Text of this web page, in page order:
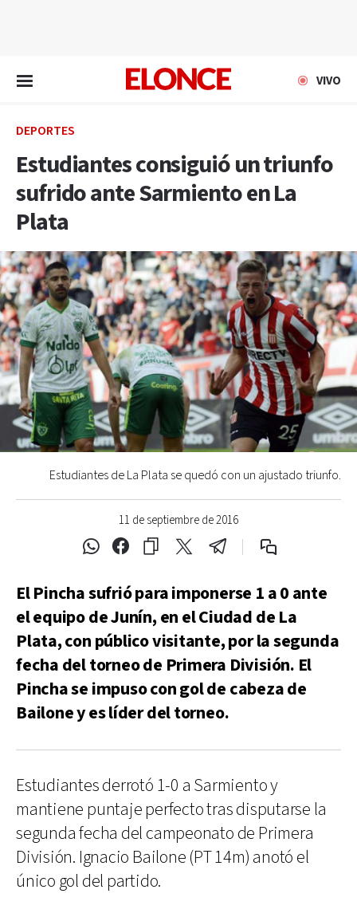
VIVO
DEPORTES
Estudiantes consiguió un triunfo
sufrido ante Sarmiento en La
Plata
11 de septiembre de 2016
Estudiantes de La Plata se quedó con un ajustado triunfo.
El Pincha sufrió para imponerse 1 a 0 ante
el equipo de Junín, en el Ciudad de La
Plata, con público visitante, por la segunda
fecha del torneo de Primera División. El
Pincha se impuso con gol de cabeza de
Bailone y es líder del torneo.
Estudiantes derrotó 1-0 a Sarmiento y
mantiene puntaje perfecto tras disputarse la
segunda fecha del campeonato de Primera
División. Ignacio Bailone (PT 14m) anotó el
único gol del partido.